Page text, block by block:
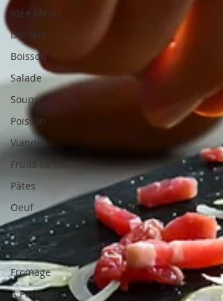
Idée Menu
Dessert
Boisson
Salade
Soupe
Poisson
Viande
Fruits de mer
Pâtes
Oeuf
Au Four
Tomate
Fromage
A Partager